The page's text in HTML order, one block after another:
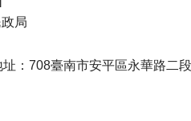
局
：708臺南市安平區永華路二